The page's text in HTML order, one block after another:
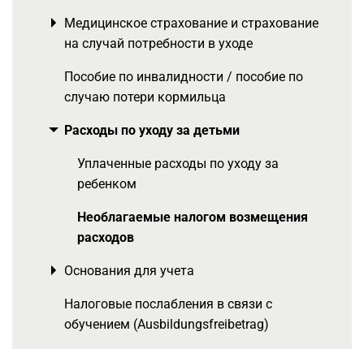
Медицинское страхование и страхование
на случай потребности в уходе
Toggle menu
Пособие по инвалидности / пособие по
случаю потери кормильца
Расходы по уходу за детьми
Toggle menu
Уплаченные расходы по уходу за
ребенком
Необлагаемые налогом возмещения
расходов
Основания для учета
Toggle menu
Налоговые послабления в связи с
обучением (Ausbildungsfreibetrag)